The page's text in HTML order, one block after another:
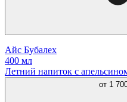
Айс Бубалех
400 мл
Летний напиток с
от 1